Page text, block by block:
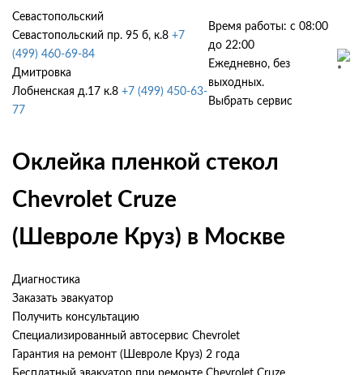
Севастопольский
Севастопольский пр. 95 б, к.8 +7
(499) 460-69-84
Дмитровка
Лобненская д.17 к.8 +7 (499) 450-63-
77
Время работы: с 08:00
до 22:00
Ежедневно, без
выходных.
Выбрать сервис
Оклейка пленкой стекол
Chevrolet Cruze
(Шевроле Круз) в Москве
Диагностика
Заказать эвакуатор
Получить консультацию
Специализированный автосервис Chevrolet
Гарантия на ремонт (Шевроле Круз) 2 года